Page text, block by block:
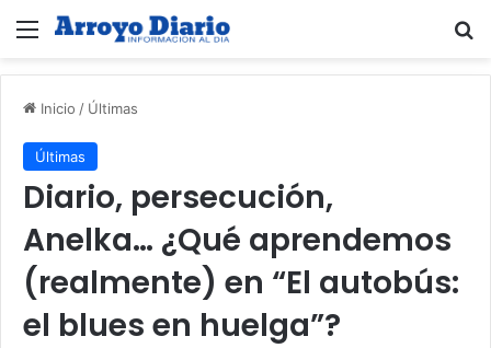
Menú
Inicio / Últimas
Últimas
Diario, persecución,
Anelka… ¿Qué aprendemos
(realmente) en “El autobús:
el blues en huelga”?